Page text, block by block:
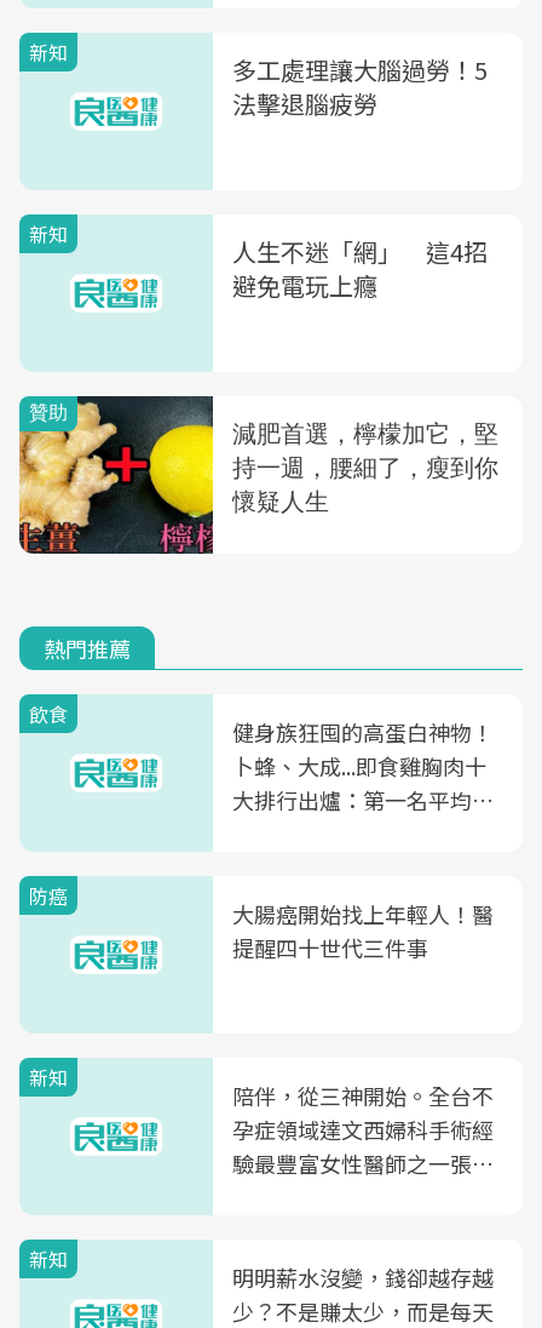
新知
多工處理讓大腦過勞！5
法擊退腦疲勞
新知
人生不迷「網」 這4招
避免電玩上癮
熱門推薦
飲食
健身族狂囤的高蛋白神物！
卜蜂、大成...即食雞胸肉十
大排行出爐：第一名平均一
防癌
大腸癌開始找上年輕人！醫
提醒四十世代三件事
新知
陪伴，從三神開始。全台不
孕症領域達文西婦科手術經
驗最豐富女性醫師之一張永
光田醫院建構360度女性健
康照護生態圈
新知
明明薪水沒變，錢卻越存越
少？不是賺太少，而是每天